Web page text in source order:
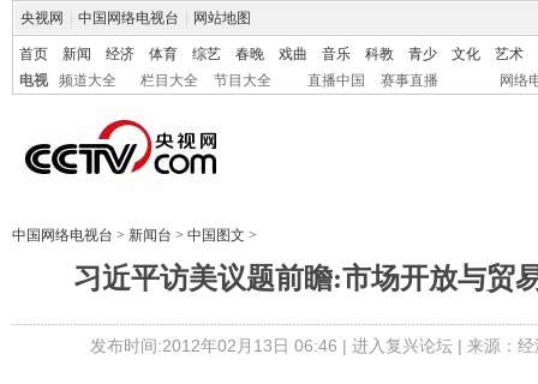
央视网 中国网络电视台 网站地图
首页 新闻 经济 体育 综艺 春晚 戏曲 音乐 科教 青少 文化
艺术
电视
频道大全 栏目大全 节目大全 直播中国 赛事直播 网络
中国网络电视台 > 新闻台 > 中国图文 >
习近平访美议题前瞻:市场开放与贸
发布时间:2012年02月13日 06:46 | 进入复兴论坛| 来源：